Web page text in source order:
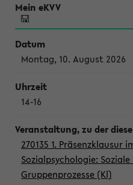
Montag, 10. August 2026
14-16
270135 1. Präsenzklausur
Sozialpsychologie:
Gruppenprozesse (Kl)